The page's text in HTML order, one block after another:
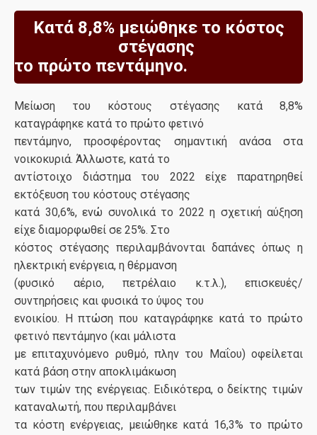
Κατά 8,8% μειώθηκε το κόστος
στέγασης
το πρώτο πεντάμηνο.
Μείωση του κόστους στέγασης κατά 8,8%
καταγράφηκε κατά το πρώτο φετινό
πεντάμηνο, προσφέροντας σημαντική ανάσα στα
νοικοκυριά. Άλλωστε, κατά το
αντίστοιχο διάστημα του 2022 είχε παρατηρηθεί
εκτόξευση του κόστους στέγασης
κατά 30,6%, ενώ συνολικά το 2022 η σχετική αύξηση
είχε διαμορφωθεί σε 25%. Στο
κόστος στέγασης περιλαμβάνονται δαπάνες όπως η
ηλεκτρική ενέργεια, η θέρμανση
(φυσικό αέριο, πετρέλαιο κ.τ.λ.), επισκευές/
συντηρήσεις και φυσικά το ύψος του
ενοικίου. Η πτώση που καταγράφηκε κατά το πρώτο
φετινό πεντάμηνο (και μάλιστα
με επιταχυνόμενο ρυθμό, πλην του Μαΐου) οφείλεται
κατά βάση στην αποκλιμάκωση
των τιμών της ενέργειας. Ειδικότερα, ο δείκτης τιμών
καταναλωτή, που περιλαμβάνει
τα κόστη ενέργειας, μειώθηκε κατά 16,3% το πρώτο